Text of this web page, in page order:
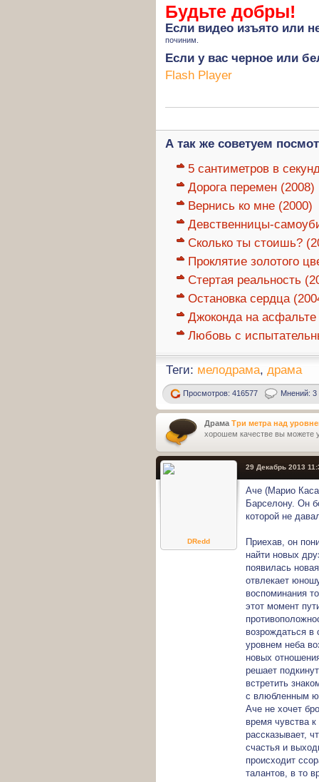
Будьте добры!
Если видео изъято или
починим.
Если у вас черное или
Flash Player
А так же советуем
5 сантиметров в
Дорога перемен (2008)
Вернись ко мне (2000)
Девственницы-
Сколько ты стоишь?
Проклятие золотого
Стертая реальность
Остановка сердца
Джоконда на асфальте
Любовь с
Теги: мелодрама, драма
Просмотров: 416577 Мнений: 3
Драма Три метра над
хорошем качестве вы можете
29 Декабрь 2013
DRedd
Аче (Марио
Барселону. Он
которой не
Приехав, он
найти новых
появилась
отвлекает
воспоминания
этот момент
возрождаться
уровнем неба
новых
решает
встретить
с влюбленным
Аче не хочет
время чувства
рассказывает,
счастья и
происходит
талантов, в то